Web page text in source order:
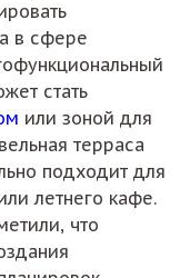
в сфере
стать
или зоной для
терраса
подходит для
летнего кафе.
что